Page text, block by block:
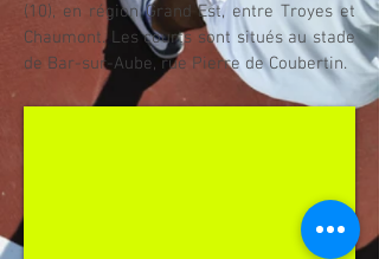
(10), en région Grand Est, entre Troyes et
Chaumont. Les courts sont situés au stade
de Bar-sur-Aube, rue Pierre de Coubertin.